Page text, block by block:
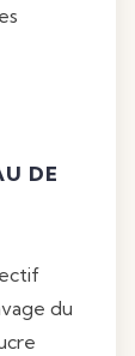
DE
du